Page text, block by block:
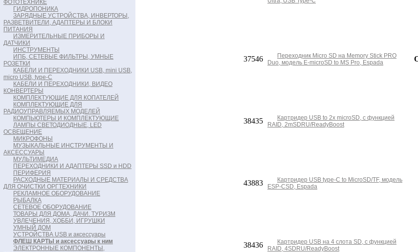
ФОТОТЕХНИКЕ
ГИДРОПОНИКА
ЗАРЯДНЫЕ УСТРОЙСТВА, ИНВЕРТОРЫ,
РАЗВЕТВИТЕЛИ, АДАПТЕРЫ И БЛОКИ
ПИТАНИЯ
ИЗМЕРИТЕЛЬНЫЕ ПРИБОРЫ И
ДАТЧИКИ
ИНСТРУМЕНТЫ
ИПБ, СЕТЕВЫЕ ФИЛЬТРЫ, УМНЫЕ
РОЗЕТКИ
КАБЕЛИ И ПЕРЕХОДНИКИ USB, mini USB,
micro USB, type-C
КАБЕЛИ И ПЕРЕХОДНИКИ, ВИДЕО
КОНВЕРТЕРЫ
КОМПЛЕКТУЮЩИЕ ДЛЯ КОПАТЕЛЕЙ
КОМПЛЕКТУЮЩИЕ ДЛЯ
РАДИОУПРАВЛЯЕМЫХ МОДЕЛЕЙ
КОМПЬЮТЕРЫ И КОМПЛЕКТУЮЩИЕ
ЛАМПЫ СВЕТОДИОДНЫЕ, LED
ОСВЕЩЕНИЕ
МИКРОФОНЫ
МУЗЫКАЛЬНЫЕ ИНСТРУМЕНТЫ И
АКСЕССУАРЫ
МУЛЬТИМЕДИА
ПЕРЕХОДНИКИ И АДАПТЕРЫ SSD и HDD
ПЕРИФЕРИЯ
РАСХОДНЫЕ МАТЕРИАЛЫ И СРЕДСТВА
ДЛЯ ОЧИСТКИ ОРГТЕХНИКИ
РЕКЛАМНОЕ ОБОРУДОВАНИЕ
РЫБАЛКА
СЕТЕВОЕ ОБОРУДОВАНИЕ
ТОВАРЫ ДЛЯ ДОМА, ДАЧИ. ТУРИЗМ
УВЛЕЧЕНИЯ, ХОББИ, ИГРУШКИ
УМНЫЙ ДОМ
УСТРОЙСТВА USB и аксессуары
ФЛЕШ КАРТЫ и аксессуары к ним
ЭЛЕКТРОННЫЕ КОМПОНЕНТЫ,
37546
Переходник Micro SD на Memory Stick PRO
Duo, модель E-microSD to MS Pro, Espada
38435
Картридер USB to 2х microSD, с функцией
RAID, 2mSDRU/ReadyBoost
43883
Картридер USB type-C to MicroSD/TF, модель
ESP-CSD, Espada
38436
Картридер USB на 4 слота SD, с функцией
RAID, 4SDRU/ReadyBoost